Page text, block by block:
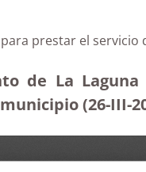
prestar el
de La
(26-III-